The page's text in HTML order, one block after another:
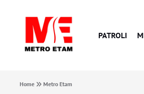
PATROLI
Home Metro Etam